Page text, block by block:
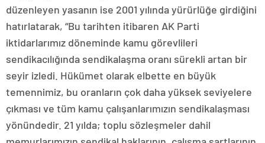
düzenleyen yasanın ise 2001 yılında yürürlüğe girdiğini
hatırlatarak, “Bu tarihten itibaren AK Parti
iktidarlarımız döneminde kamu görevlileri
sendikacılığında sendikalaşma oranı sürekli artan bir
seyir izledi. Hükümet olarak elbette en büyük
temennimiz, bu oranların çok daha yüksek seviyelere
çıkması ve tüm kamu çalışanlarımızın sendikalaşması
yönündedir. 21 yılda; toplu sözleşmeler dahil